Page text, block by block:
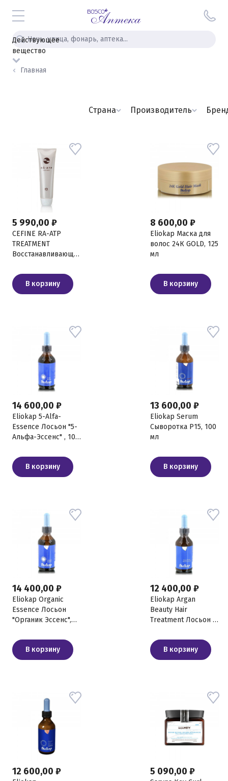
Главная
Действующее
вещество
Страна Производитель
5 990,00 ₽
CEFINE RA-ATP
TREATMENT
Восстанавливающая
290 мл
В корзину
8 600,00 ₽
Eliokap Маска для
волос 24К GOLD, 125
мл
В корзину
14 600,00 ₽
Eliokap 5-Alfa-
Essence Лосьон "5-
Альфа-Эссенс" , 100
В корзину
13 600,00 ₽
Eliokap Serum
Сыворотка Р15, 100
мл
В корзину
14 400,00 ₽
Eliokap Organic
Essence Лосьон
"Органик Эссенс",
В корзину
12 400,00 ₽
Eliokap Argan
Beauty Hair
Treatment Лосьон с
100 мл
В корзину
12 600,00 ₽ 5 090,00 ₽